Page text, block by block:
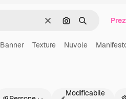
CancellaCerca per
Ricerca
Banner Texture Nuvole
Modificabile